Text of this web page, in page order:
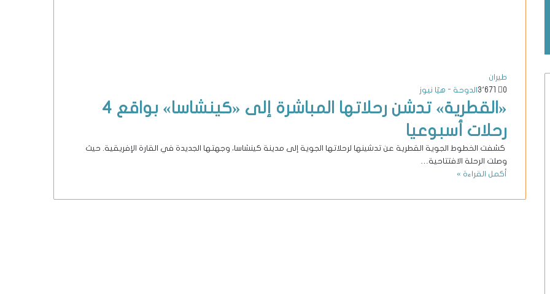
طيران
الدوحة - هيّا نيوز
0
«القطرية» تدشن رحلاتها المباشرة إلى «كينشاسا» بواقع 4
رحلات أسبوعيا
كشفت الخطوط الجوية القطرية عن تدشينها لرحلاتها الجوية إلى مدينة كينشاسا، وجهتها الجديدة في القارة الإفريقية. حيث
وصلت الرحلة الافتتاحية…
أكمل القراءة »